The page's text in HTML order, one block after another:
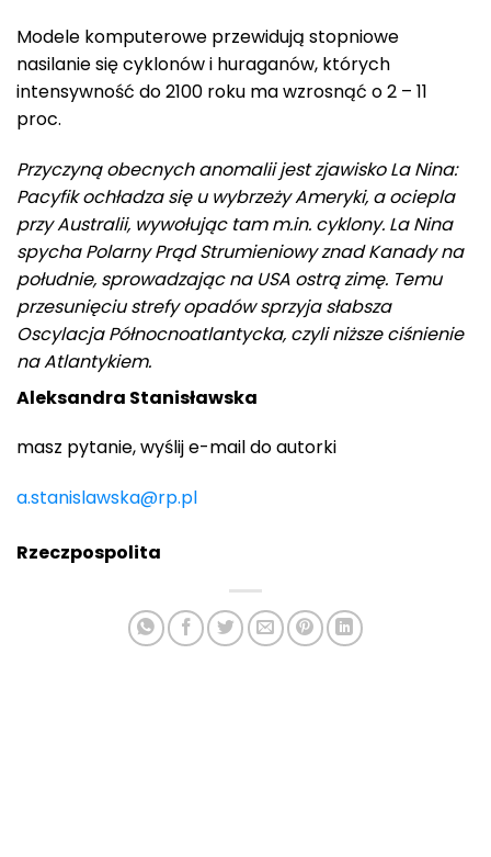
Modele komputerowe przewidują stopniowe
nasilanie się cyklonów i huraganów, których
intensywność do 2100 roku ma wzrosnąć o 2 – 11
proc.
Przyczyną obecnych anomalii jest zjawisko La Nina:
Pacyfik ochładza się u wybrzeży Ameryki, a ociepla
przy Australii, wywołując tam m.in. cyklony. La Nina
spycha Polarny Prąd Strumieniowy znad Kanady na
południe, sprowadzając na USA ostrą zimę. Temu
przesunięciu strefy opadów sprzyja słabsza
Oscylacja Północnoatlantycka, czyli niższe ciśnienie
na Atlantykiem.
Aleksandra Stanisławska
masz pytanie, wyślij e-mail do autorki
a.stanislawska@rp.pl
Rzeczpospolita